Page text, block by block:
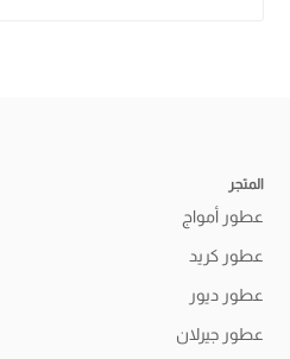
المتجر
عطور أمواج
عطور كريد
عطور ديور
عطور جيرلان